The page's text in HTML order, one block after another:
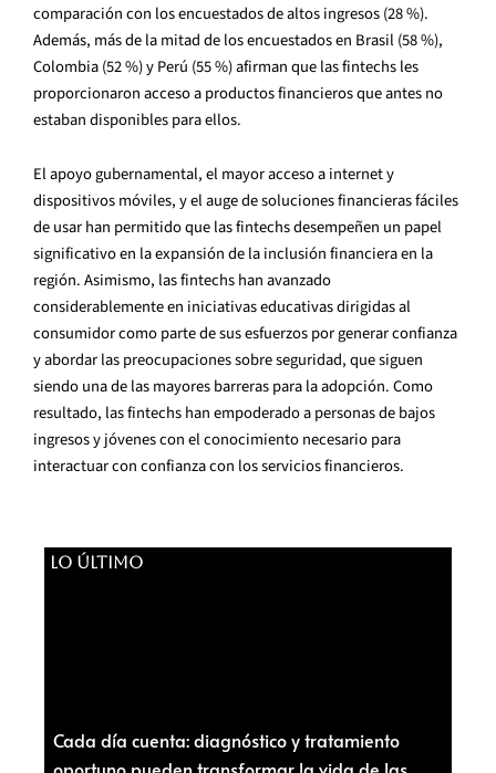
comparación con los encuestados de altos ingresos (28 %).
Además, más de la mitad de los encuestados en Brasil (58 %),
Colombia (52 %) y Perú (55 %) afirman que las fintechs les
proporcionaron acceso a productos financieros que antes no
estaban disponibles para ellos.
El apoyo gubernamental, el mayor acceso a internet y
dispositivos móviles, y el auge de soluciones financieras fáciles
de usar han permitido que las fintechs desempeñen un papel
significativo en la expansión de la inclusión financiera en la
región. Asimismo, las fintechs han avanzado
considerablemente en iniciativas educativas dirigidas al
consumidor como parte de sus esfuerzos por generar confianza
y abordar las preocupaciones sobre seguridad, que siguen
siendo una de las mayores barreras para la adopción. Como
resultado, las fintechs han empoderado a personas de bajos
ingresos y jóvenes con el conocimiento necesario para
interactuar con confianza con los servicios financieros.
LO ÚLTIMO
Cada día cuenta: diagnóstico y tratamiento